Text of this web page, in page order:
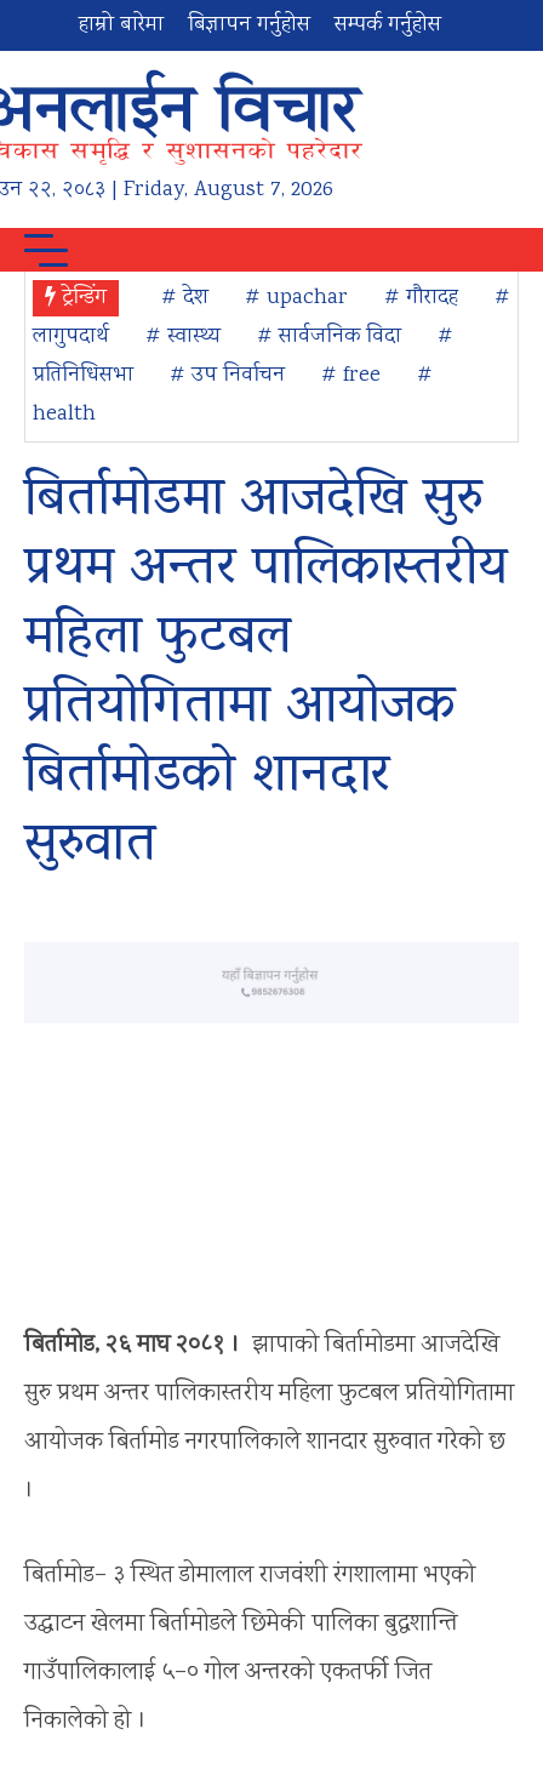
हाम्रो बारेमा बिज्ञापन गर्नुहोस सम्पर्क गर्नुहोस
२२, २०८३ | Friday, August 7, 2026
ट्रेन्डिंग # देश # upachar # गौरादह
#
लागुपदार्थ
# स्वास्थ्य # सार्वजनिक विदा
#
प्रतिनिधिसभा
# उप निर्वाचन # free
#
health
बिर्तामोडमा आजदेखि सुरु
प्रथम अन्तर पालिकास्तरीय
महिला फुटबल
प्रतियोगितामा आयोजक
बिर्तामोडको शानदार
सुरुवात
बिर्तामोड, २६ माघ २०८१ । झापाको बिर्तामोडमा आजदेखि
सुरु प्रथम अन्तर पालिकास्तरीय महिला फुटबल प्रतियोगितामा
आयोजक बिर्तामोड नगरपालिकाले शानदार सुरुवात गरेको छ
।
बिर्तामोड– ३ स्थित डोमालाल राजवंशी रंगशालामा भएको
उद्घाटन खेलमा बिर्तामोडले छिमेकी पालिका बुद्धशान्ति
गाउँपालिकालाई ५–० गोल अन्तरको एकतर्फी जित
निकालेको हो ।